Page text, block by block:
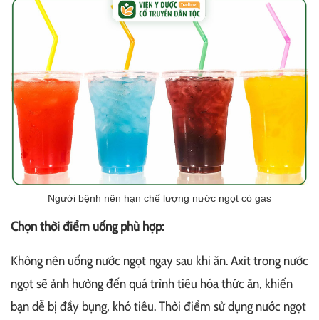
Người bệnh nên hạn chế lượng nước ngọt có gas
Chọn thời điểm uống phù hợp:
Không nên uống nước ngọt ngay sau khi ăn. Axit trong nước
ngọt sẽ ảnh hưởng đến quá trình tiêu hóa thức ăn, khiến
bạn dễ bị đầy bụng, khó tiêu. Thời điểm sử dụng nước ngọt